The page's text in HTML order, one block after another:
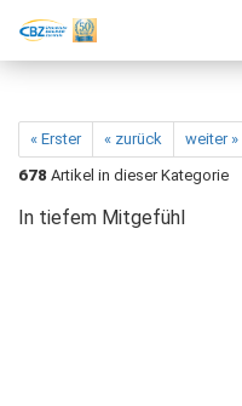
« Erster « zurück weiter »
678 Artikel in dieser Kategorie
In tiefem Mitgefühl